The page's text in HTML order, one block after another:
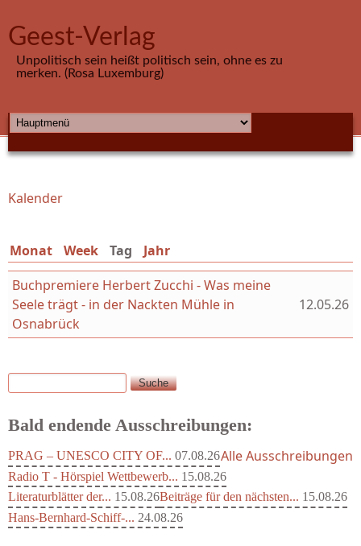
Geest-Verlag
Unpolitisch sein heißt politisch sein, ohne es zu
merken. (Rosa Luxemburg)
HAUPTMENÜ
Sie sind hier
Kalender
Monat Week Tag (aktiver Reiter)
Jahr
Buchpremiere Herbert Zucchi - Was meine
Seele trägt - in der Nackten Mühle in
Osnabrück
12.05.26
Suchformular
Suche
Bald endende Ausschreibungen:
PRAG – UNESCO CITY OF... 07.08.26
Radio T - Hörspiel Wettbewerb... 15.08.26
Literaturblätter der... 15.08.26Beiträge für den nächsten... 15.08.26
Hans-Bernhard-Schiff-... 24.08.26
Alle Ausschreibungen